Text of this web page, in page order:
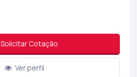
Solicitar Cotação
Ver perfil